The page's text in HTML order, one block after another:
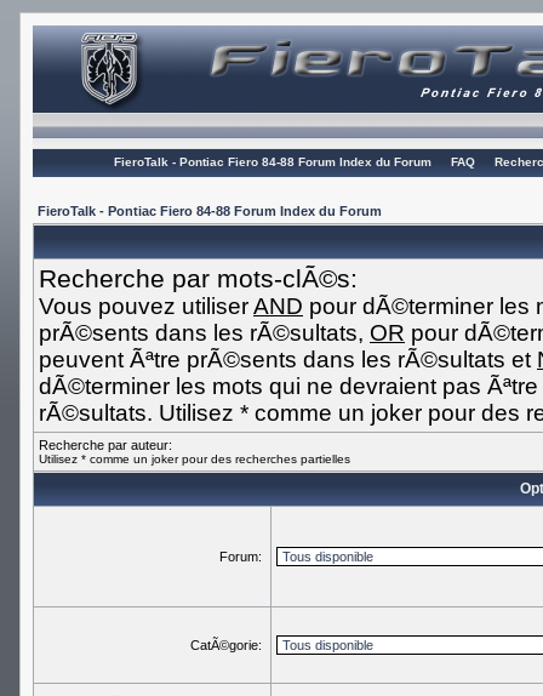
FieroTalk - Pontiac Fiero 84-88 Forum Index du Forum FAQ
FieroTalk - Pontiac Fiero 84-88 Forum Index du Forum
Recherche par mots-clÃ©s:
Vous pouvez utiliserAND pour dÃ©terminer les
prÃ©sents dans les rÃ©sultats, OR pour
peuvent Ãªtre prÃ©sents dans les rÃ©sultats et
dÃ©terminer les mots qui ne devraient pas
rÃ©sultats. Utilisez * comme un joker pour des
Recherche par auteur:
Utilisez * comme un joker pour des recherches partielles
Forum:
CatÃ©gorie: